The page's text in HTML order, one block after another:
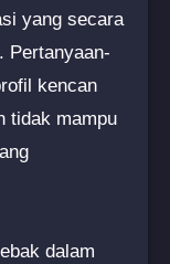
yang secara
Pertanyaan-
kencan
tidak mampu
dalam